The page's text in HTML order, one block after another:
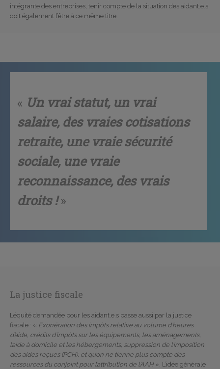
intégrante des entreprises, tenir compte de la situation des aidant.e.s
doit également l’être à ce même titre.
« Un vrai statut, un vrai
salaire, des vraies cotisations
retraite, une vraie sécurité
sociale, une vraie
reconnaissance, des vrais
droits !»
La justice fiscale
L’équité demandée pour les aidant.e.s passe aussi par la justice
fiscale : « Exonération des impôts relative au volume d’heures
d’aide, crédits d’impôts sur les équipements, les aménagements,
l’aide à domicile et les hébergements, suppression de l’imposition
des aides reçues (PCH), et qu’on ne tienne plus compte des
ressources du conjoint pour l’attribution de l’AAH». L’idée générale